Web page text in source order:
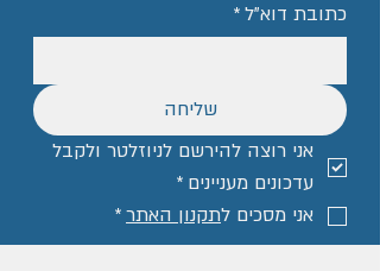
כתובת דוא"ל*
שליחה
עדכונים מעניינים *
אני מסכים לתקנון האתר*